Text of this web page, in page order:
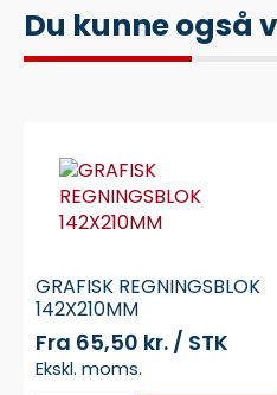
Du kunne også
GRAFISK REGNINGSBLOK
142X210MM
Fra 65,50 kr. / STK
Ekskl. moms.